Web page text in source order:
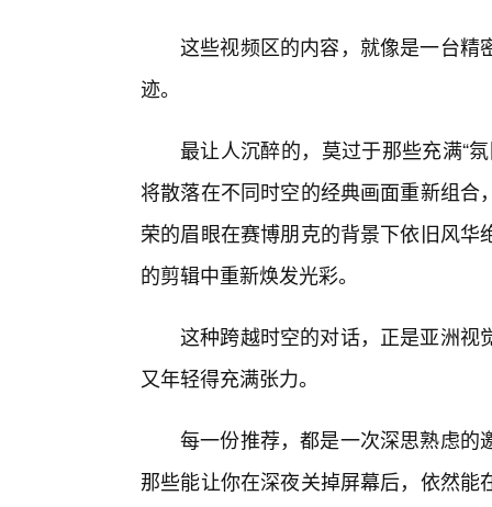
这些视频区的内容，就像是一台精
迹。
最让人沉醉的，莫过于那些充满“
将散落在不同时空的经典画面重新组
荣的眉眼在赛博朋克的背景下依旧风
的剪辑中重新焕发光彩。
这种跨越时空的对话，正是亚洲
又年轻得充满张力。
每一份推荐，都是一次深思熟虑的
那些能让你在深夜关掉屏幕后，依然